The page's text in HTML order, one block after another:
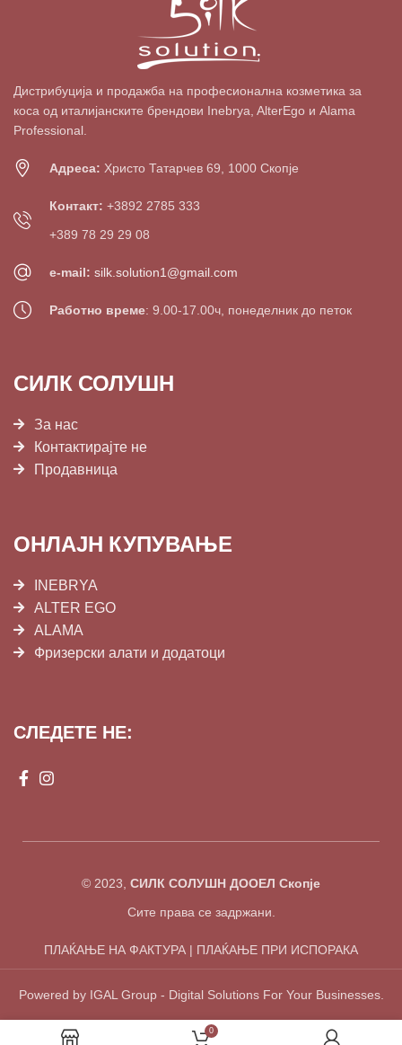
Дистрибуција и продажба на професионална козметика за
коса од италијанските брендови Inebrya, AlterEgo и Alama
Professional.
Адреса: Христо Татарчев 69, 1000 Скопје
Контакт: +3892 2785 333
+389 78 29 29 08
e-mail: silk.solution1@gmail.com
Работно време: 9.00-17.00ч, понеделник до петок
СИЛК СОЛУШН
За нас
Контактирајте не
Продавница
ОНЛАЈН КУПУВАЊЕ
INEBRYA
ALTER EGO
ALAMA
Фризерски алати и додатоци
СЛЕДЕТЕ НЕ:
© 2023, СИЛК СОЛУШН ДООЕЛ Скопје
Сите права се задржани.
ПЛАЌАЊЕ НА ФАКТУРА | ПЛАЌАЊЕ ПРИ ИСПОРАКА
Powered by IGAL Group - Digital Solutions For Your Businesses.
0